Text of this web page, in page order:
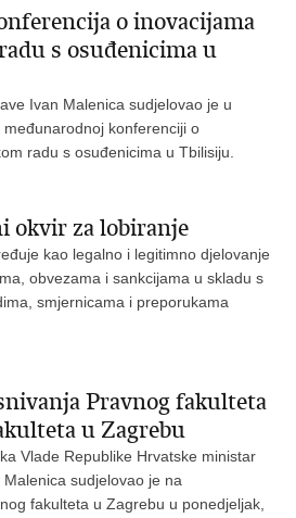
o inovacijama
s osuđenicima u
Ivan Malenica sudjelovao je u
konferenciji o
radu s osuđenicima u Tbilisiju.
okvir za lobiranje
kao legalno i legitimno djelovanje
obvezama i sankcijama u skladu s
smjernicama i preporukama
Pravnog fakulteta
u Zagrebu
Vlade Republike Hrvatske ministar
sudjelovao je na
fakulteta u Zagrebu u ponedjeljak,